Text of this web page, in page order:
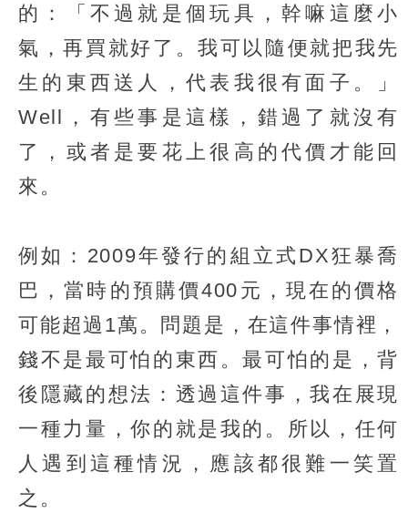
的：「不過就是個玩具，幹嘛這麼小
氣，再買就好了。我可以隨便就把我先
生的東西送人，代表我很有面子。」
Well，有些事是這樣，錯過了就沒有
了，或者是要花上很高的代價才能回
來。
例如：2009年發行的組立式DX狂暴喬
巴，當時的預購價400元，現在的價格
可能超過1萬。問題是，在這件事情裡，
錢不是最可怕的東西。最可怕的是，背
後隱藏的想法：透過這件事，我在展現
一種力量，你的就是我的。所以，任何
人遇到這種情況，應該都很難一笑置
之。